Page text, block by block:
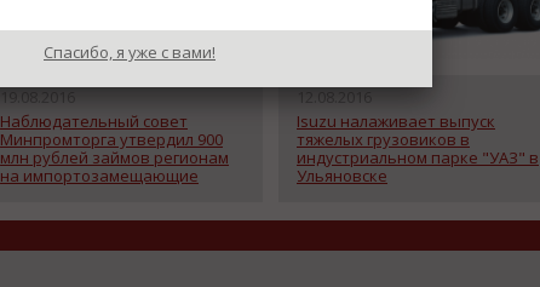
19.08.2016
Наблюдательный совет
Минпромторга утвердил 900
млн рублей займов регионам
на импортозамещающие
12.08.2016
Isuzu налаживает выпуск
тяжелых грузовиков в
индустриальном парке "УАЗ" в
Ульяновске
Спасибо, я уже с вами!